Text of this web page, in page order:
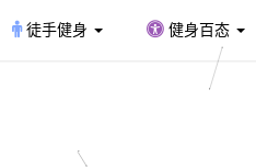
徒手健身 健身百态